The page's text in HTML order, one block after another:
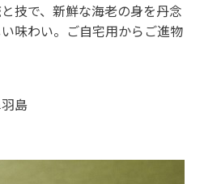
技で、新鮮な海老の身を丹念
味わい。ご自宅用からご進物
島